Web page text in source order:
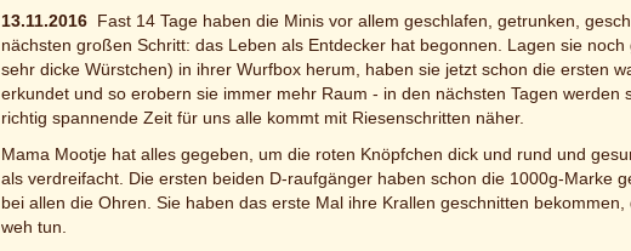
13.11.2016 Fast 14 Tage haben die Minis vor allem geschlafen, getrunken,
nächsten großen Schritt: das Leben als Entdecker hat begonnen. Lagen sie
sehr dicke Würstchen) in ihrer Wurfbox herum, haben sie jetzt schon die ersten
erkundet und so erobern sie immer mehr Raum - in den nächsten Tagen
richtig spannende Zeit für uns alle kommt mit Riesenschritten näher.
Mama Mootje hat alles gegeben, um die roten Knöpfchen dick und rund und
als verdreifacht. Die ersten beiden D-raufgänger haben schon die 1000g-Marke
bei allen die Ohren. Sie haben das erste Mal ihre Krallen geschnitten
weh tun.